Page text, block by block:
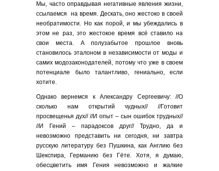
Мы, часто оправдывая негативные явления жизни,
ссылаемся на время. Дескать, оно жестоко в своей
необратимости. Но как порой, и мы убеждались в
этом не раз, это жестокое время всё ставило на
свои места. А полузабытое прошлое вновь
становилось эталоном в независимости от моды и
самих модозаконодателей, потому что уже в своем
потенциале было талантливо, гениально, если
хотите.
Однако вернемся к Александру Сергеевичу: //О
сколько нам открытий чудных// //Готовит
просвещенья дух// //И опыт – сын ошибок трудных//
//И Гений – парадоксов друг// Трудно, да и
невозможно представить ни сегодня, ни завтра
русскую литературу без Пушкина, как Англию без
Шекспира, Германию без Гёте. Хотя, я думаю,
обесцветить имя Гения невозможно и жалкие